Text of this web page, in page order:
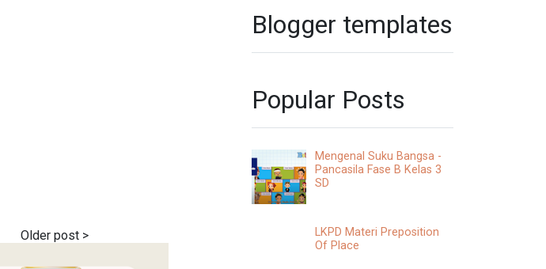
Blogger templates
Popular Posts
Mengenal Suku Bangsa -
Pancasila Fase B Kelas 3
SD
LKPD Materi Preposition
Of Place